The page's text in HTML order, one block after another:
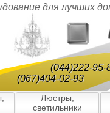
для лучших
(044)222-95-
(067)404-02-93
Люстры,
светильники